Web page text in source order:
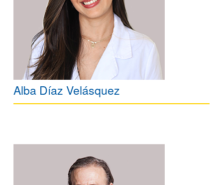
Alba Díaz Velásquez